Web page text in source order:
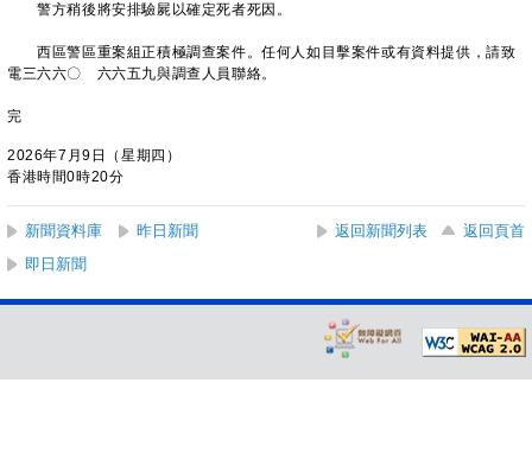
警方稍後將安排驗屍以確定死者死因。
西區警區重案組正積極調查案件。任何人如目擊案件或有資料提供，請致
電三六六〇 六六五九與調查人員聯絡。
完
2026年7月9日（星期四）
香港時間0時20分
新聞資料庫 昨日新聞 返回新聞列表
返回頁首
即日新聞